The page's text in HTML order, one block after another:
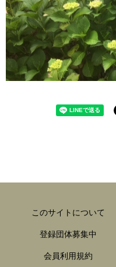
このサイトについて
登録団体募集中
会員利用規約